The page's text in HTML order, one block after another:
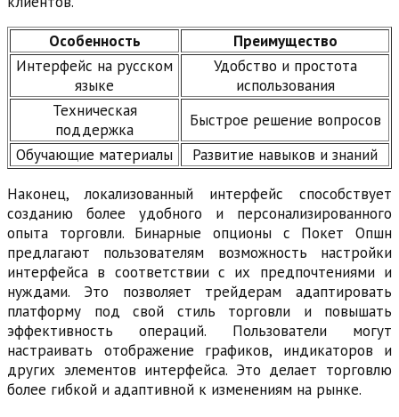
Особенность
Преимущество
Интерфейс на русском
языке
Удобство и простота
использования
Техническая
поддержка
Быстрое решение вопросов
Обучающие материалы
Развитие навыков и знаний
Наконец, локализованный интерфейс способствует
созданию более удобного и персонализированного
опыта торговли. Бинарные опционы с Покет Опшн
предлагают пользователям возможность настройки
интерфейса в соответствии с их предпочтениями и
нуждами. Это позволяет трейдерам адаптировать
платформу под свой стиль торговли и повышать
эффективность операций. Пользователи могут
настраивать отображение графиков, индикаторов и
других элементов интерфейса. Это делает торговлю
более гибкой и адаптивной к изменениям на рынке.